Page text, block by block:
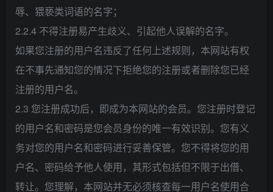
辱、猥亵类词语的名字；
2.2.4 不得注册易产生歧义、引起他人误解的名字。
如果您注册的用户名违反了任何上述规则，本网站有权
在不事先通知您的情况下拒绝您的注册或者删除您已经
注册的用户名。
2.3 您注册成功后，即成为本网站的会员。您注册时登记
的用户名和密码是您会员身份的唯一有效识别。您有义
务对您的用户名和密码进行妥善保管。您不得将您的用
户名、密码给予他人使用，其形式包括但不限于出借、
转让。您理解，本网站并无必须核查每一用户名使用合